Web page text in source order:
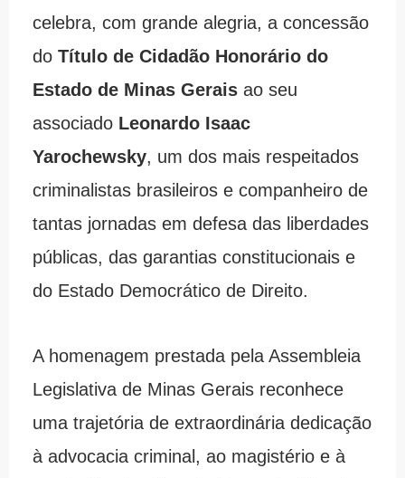
celebra, com grande alegria, a concessão
do Título de Cidadão Honorário do
Estado de Minas Geraisao seu
associado Leonardo Isaac
Yarochewsky, um dos mais respeitados
criminalistas brasileiros e companheiro de
tantas jornadas em defesa das liberdades
públicas, das garantias constitucionais e
do Estado Democrático de Direito.
A homenagem prestada pela Assembleia
Legislativa de Minas Gerais reconhece
uma trajetória de extraordinária dedicação
à advocacia criminal, ao magistério e à